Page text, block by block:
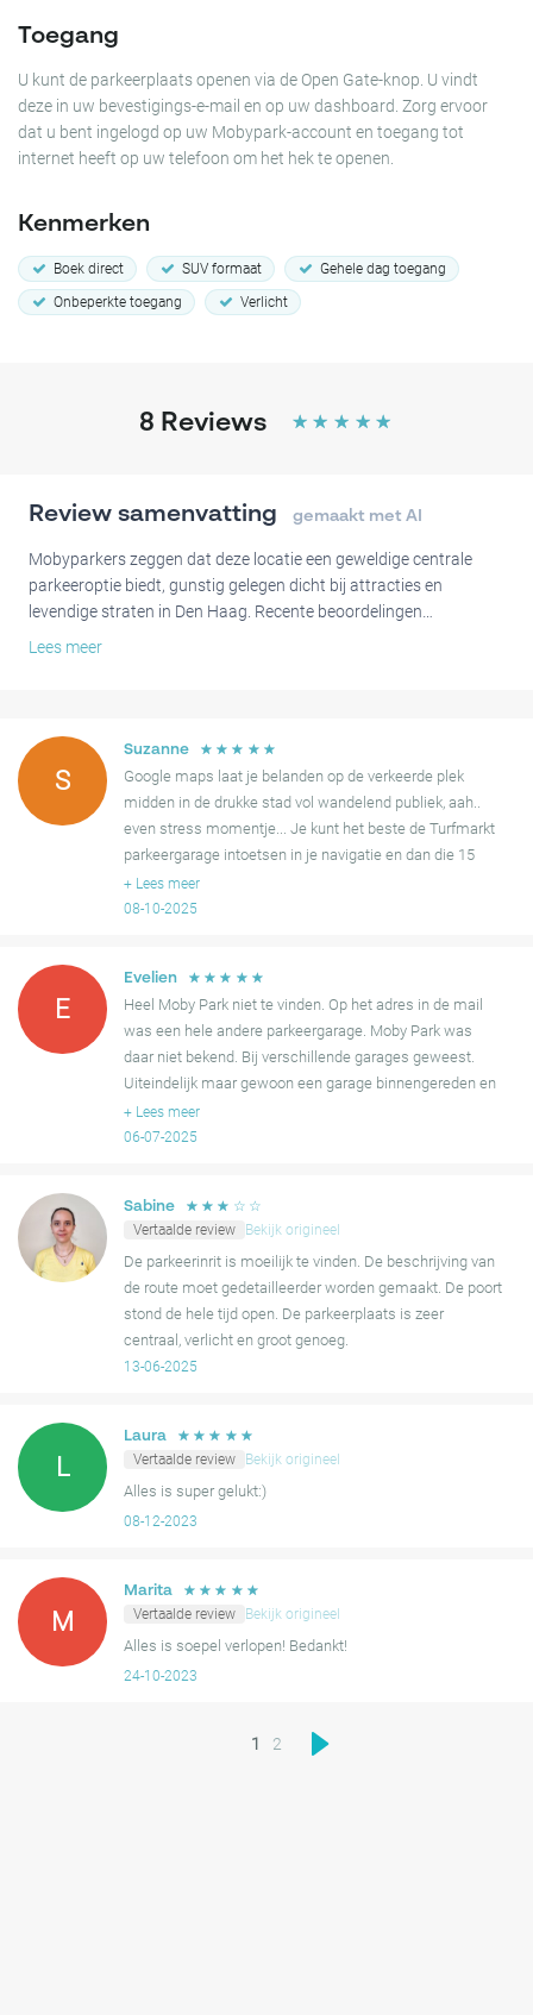
gaan, allemaal op 5 minuten loopafstand! Als u van musea houdt,
kunt u met een gemakkelijke wandeling van 10-15 minuten het
Mauritshuis museum, het Historisch Museum Den Haag, het
Rijksmuseum de Gevangenpoort en Escher in Het Paleis bereiken.
Reserveer uw plek en geniet van een zorgeloze wandeling rond Den
Haag!
Toegang
U kunt de parkeerplaats openen via de Open Gate-knop. U vindt
deze in uw bevestigings-e-mail en op uw dashboard. Zorg ervoor
dat u bent ingelogd op uw Mobypark-account en toegang tot
internet heeft op uw telefoon om het hek te openen.
Kenmerken
Boek direct SUV formaat
Gehele dag toegang
Onbeperkte toegang
Verlicht
8 Reviews ☆ ☆ ☆ ☆ ☆
Review samenvatting gemaakt met AI
Mobyparkers zeggen dat deze locatie een geweldige centrale
parkeeroptie biedt, gunstig gelegen dicht bij attracties en
levendige straten in Den Haag. Recente beoordelingen
benadrukken de gemakkelijke toegang, met functies zoals
Sommige gebruikers hebben echter aangegeven dat het vinden
van de parkeerinrit uitdagend kan zijn, met suggesties voor
duidelijkere richtingen. Bovendien waren er een paar gevallen
waarin de parkeerlocatie moeilijk te identificeren was, wat leidde
moeilijkheden geven de meeste beoordelingen tevredenheid over
bezoeken.
Lees meer
S
Suzanne ☆ ☆ ☆ ☆ ☆
Google maps laat je belanden op de verkeerde plek
midden in de drukke stad vol wandelend publiek, aah..
even stress momentje... Je kunt het beste de Turfmarkt
parkeergarage intoetsen in je navigatie en dan die 15
meter doorrijden. Verder mega fancy... hek opent zich
doo
+ Lees meer
08-10-2025
E
Evelien ☆ ☆ ☆ ☆ ☆
Heel Moby Park niet te vinden. Op het adres in de mail
was een hele andere parkeergarage. Moby Park was
daar niet bekend. Bij verschillende garages geweest.
Uiteindelijk maar gewoon een garage binnengereden en
betaald. Maar Moby Park dus voor Jan met de korte
achternaam
+ Lees meer
06-07-2025
Sabine ☆ ☆ ☆ ☆ ☆
Vertaalde review
Bekijk origineel
De parkeerinrit is moeilijk te vinden. De beschrijving van
de route moet gedetailleerder worden gemaakt. De poort
stond de hele tijd open. De parkeerplaats is zeer
centraal, verlicht en groot genoeg.
13-06-2025
L
Laura ☆ ☆ ☆ ☆ ☆
Vertaalde review
Bekijk origineel
Alles is super gelukt:)
08-12-2023
M
Marita ☆ ☆ ☆ ☆ ☆
Vertaalde review
Bekijk origineel
Alles is soepel verlopen! Bedankt!
24-10-2023
1 2